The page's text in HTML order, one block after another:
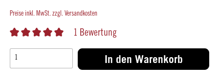
Preise inkl. MwSt. zzgl. Versandkosten
1 Bewertung
In den Warenkorb